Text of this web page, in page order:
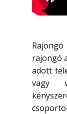
rajongó
adott
vagy